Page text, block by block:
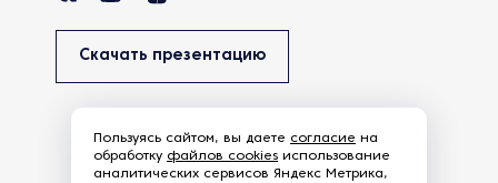
Скачать презентацию
Пользуясь сайтом, вы даете согласие на
обработку файлов cookies использование
аналитических сервисов Яндекс Метрика,